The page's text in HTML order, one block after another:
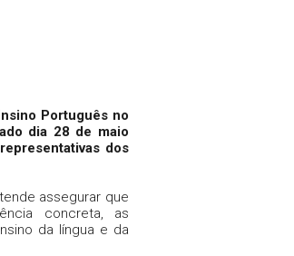
Português no
dia 28 de maio
dos
assegurar que
concreta, as
da língua e da